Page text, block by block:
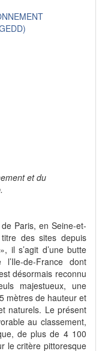
et du
Paris, en Seine-et-
des sites depuis
il s’agit d’une butte
de-France dont
désormais reconnu
majestueux, une
mètres de hauteur et
naturels. Le présent
au classement,
de plus de 4 100
le critère pittoresque